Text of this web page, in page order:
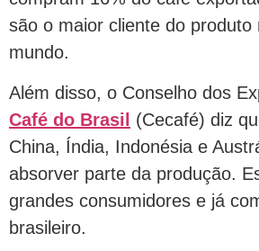
são o maior cliente do produto
mundo.
Além disso, o Conselho dos
Café do Brasil
(Cecafé) diz
China, Índia, Indonésia e
absorver parte da produção.
grandes consumidores e já
brasileiro.